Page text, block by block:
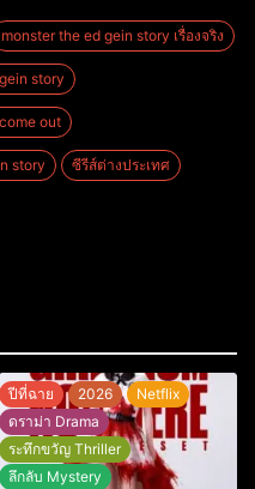
monster the ed gein story เรื่องจริง
story
out
story ซีรีส์ต่างประเทศ
ปีที่ฉาย 2026
Netflix
ดราม่า Drama
ระทึกขวัญ Thriller
ลึกลับ Mystery